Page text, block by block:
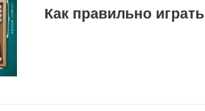
Как правильно